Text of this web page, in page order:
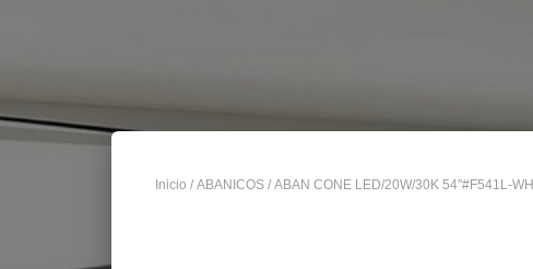
Inicio / ABANICOS / ABAN CONE LED/20W/30K 54″#F541L-WH